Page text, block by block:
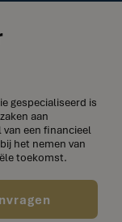
gespecialiseerd is
aan
een financieel
het nemen van
toekomst.